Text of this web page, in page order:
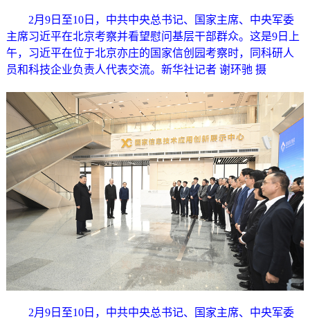
2月9日至10日，中共中央总书记、国家主席、中央军委
主席习近平在北京考察并看望慰问基层干部群众。这是9日上
午，习近平在位于北京亦庄的国家信创园考察时，同科研人
员和科技企业负责人代表交流。新华社记者 谢环驰 摄
2月9日至10日，中共中央总书记、国家主席、中央军委